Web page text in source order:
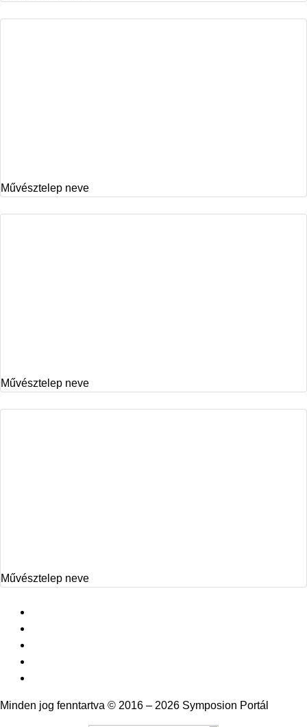
Művésztelep neve
Művésztelep neve
Művésztelep neve
Minden jog fenntartva © 2016 – 2026 Symposion Portál